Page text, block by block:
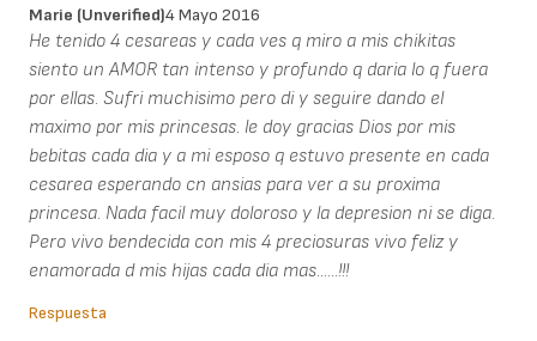
Marie (unverified)4 Mayo 2016
He tenido 4 cesareas y cada ves q miro a mis chikitas
siento un AMOR tan intenso y profundo q daria lo q fuera
por ellas. Sufri muchisimo pero di y seguire dando el
maximo por mis princesas. le doy gracias Dios por mis
bebitas cada dia y a mi esposo q estuvo presente en cada
cesarea esperando cn ansias para ver a su proxima
princesa. Nada facil muy doloroso y la depresion ni se diga.
Pero vivo bendecida con mis 4 preciosuras vivo feliz y
enamorada d mis hijas cada dia mas......!!!
Respuesta